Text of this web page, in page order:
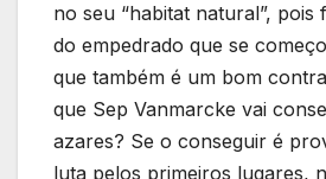
no seu “habitat natural”, pois
do empedrado que se
que também é um bom
que Sep Vanmarcke vai
azares? Se o conseguir é
luta pelos primeiros lugares,